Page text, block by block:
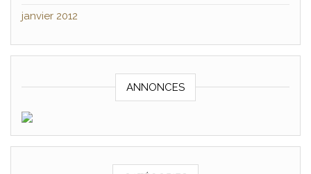
janvier 2012
ANNONCES